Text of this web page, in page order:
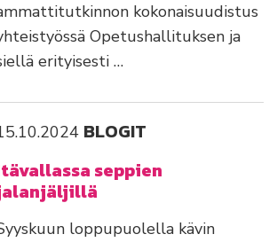
kokonaisuudistus
Opetushallituksen ja
erityisesti …
BLOGIT
seppien
loppupuolella kävin